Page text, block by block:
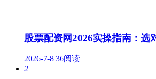
股票配资网2026实操指南：选
2026-7-8 36阅读
2